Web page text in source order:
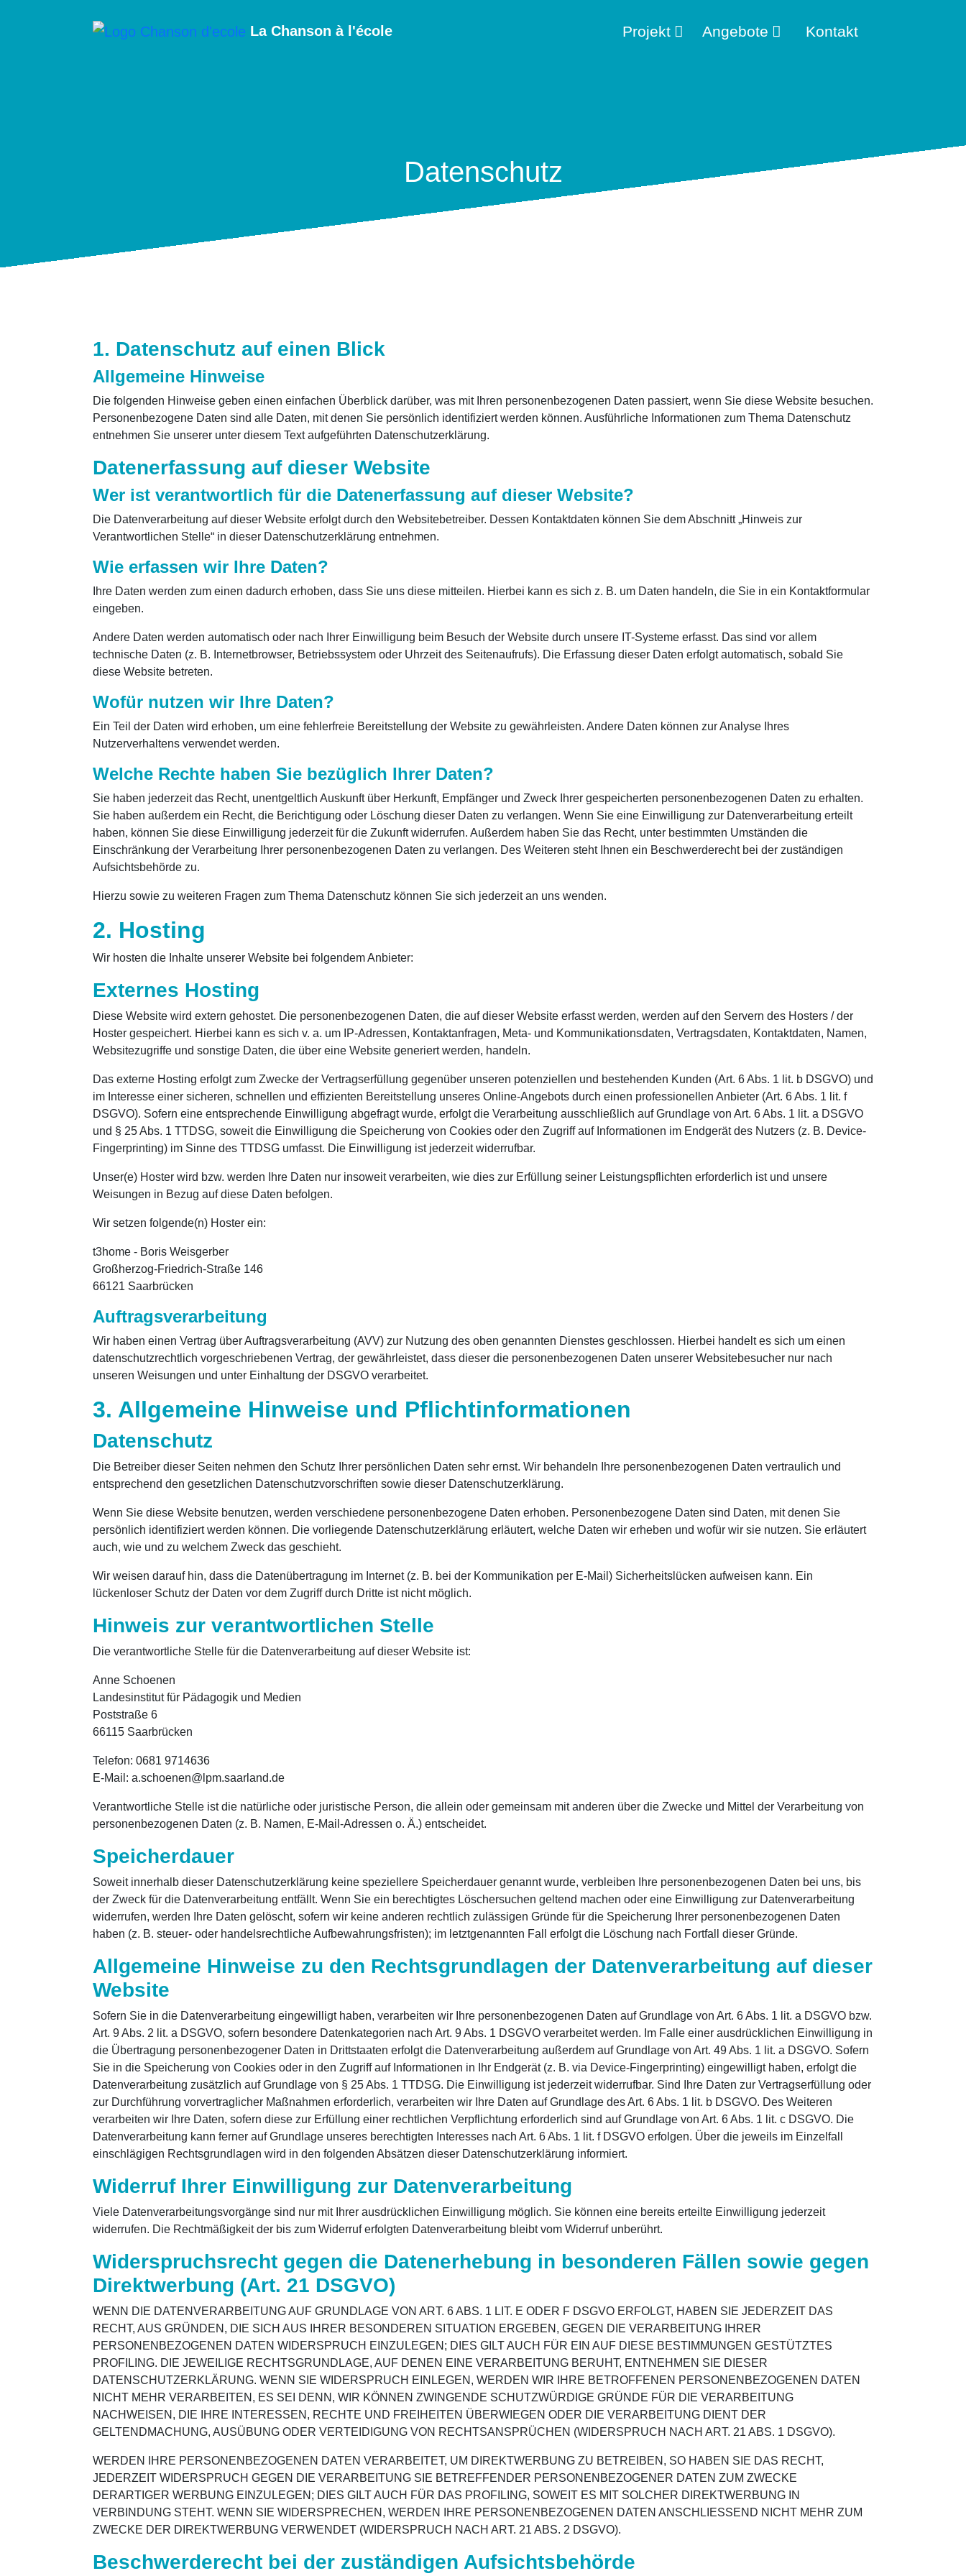
La Chanson à l'école Projekt Angebote Kontakt
Datenschutz
1. Datenschutz auf einen Blick
Allgemeine Hinweise
Die folgenden Hinweise geben einen einfachen Überblick darüber, was mit Ihren personenbezogenen Daten passiert, wenn Sie diese Website besuchen.
Personenbezogene Daten sind alle Daten, mit denen Sie persönlich identifiziert werden können. Ausführliche Informationen zum Thema Datenschutz
entnehmen Sie unserer unter diesem Text aufgeführten Datenschutzerklärung.
Datenerfassung auf dieser Website
Wer ist verantwortlich für die Datenerfassung auf dieser Website?
Die Datenverarbeitung auf dieser Website erfolgt durch den Websitebetreiber. Dessen Kontaktdaten können Sie dem Abschnitt „Hinweis zur
Verantwortlichen Stelle“ in dieser Datenschutzerklärung entnehmen.
Wie erfassen wir Ihre Daten?
Ihre Daten werden zum einen dadurch erhoben, dass Sie uns diese mitteilen. Hierbei kann es sich z. B. um Daten handeln, die Sie in ein Kontaktformular
eingeben.
Andere Daten werden automatisch oder nach Ihrer Einwilligung beim Besuch der Website durch unsere IT-Systeme erfasst. Das sind vor allem
technische Daten (z. B. Internetbrowser, Betriebssystem oder Uhrzeit des Seitenaufrufs). Die Erfassung dieser Daten erfolgt automatisch, sobald Sie
diese Website betreten.
Wofür nutzen wir Ihre Daten?
Ein Teil der Daten wird erhoben, um eine fehlerfreie Bereitstellung der Website zu gewährleisten. Andere Daten können zur Analyse Ihres
Nutzerverhaltens verwendet werden.
Welche Rechte haben Sie bezüglich Ihrer Daten?
Sie haben jederzeit das Recht, unentgeltlich Auskunft über Herkunft, Empfänger und Zweck Ihrer gespeicherten personenbezogenen Daten zu erhalten.
Sie haben außerdem ein Recht, die Berichtigung oder Löschung dieser Daten zu verlangen. Wenn Sie eine Einwilligung zur Datenverarbeitung erteilt
haben, können Sie diese Einwilligung jederzeit für die Zukunft widerrufen. Außerdem haben Sie das Recht, unter bestimmten Umständen die
Einschränkung der Verarbeitung Ihrer personenbezogenen Daten zu verlangen. Des Weiteren steht Ihnen ein Beschwerderecht bei der zuständigen
Aufsichtsbehörde zu.
Hierzu sowie zu weiteren Fragen zum Thema Datenschutz können Sie sich jederzeit an uns wenden.
2. Hosting
Wir hosten die Inhalte unserer Website bei folgendem Anbieter:
Externes Hosting
Diese Website wird extern gehostet. Die personenbezogenen Daten, die auf dieser Website erfasst werden, werden auf den Servern des Hosters / der
Hoster gespeichert. Hierbei kann es sich v. a. um IP-Adressen, Kontaktanfragen, Meta- und Kommunikationsdaten, Vertragsdaten, Kontaktdaten, Namen,
Websitezugriffe und sonstige Daten, die über eine Website generiert werden, handeln.
Das externe Hosting erfolgt zum Zwecke der Vertragserfüllung gegenüber unseren potenziellen und bestehenden Kunden (Art. 6 Abs. 1 lit. b DSGVO) und
im Interesse einer sicheren, schnellen und effizienten Bereitstellung unseres Online-Angebots durch einen professionellen Anbieter (Art. 6 Abs. 1 lit. f
DSGVO). Sofern eine entsprechende Einwilligung abgefragt wurde, erfolgt die Verarbeitung ausschließlich auf Grundlage von Art. 6 Abs. 1 lit. a DSGVO
und § 25 Abs. 1 TTDSG, soweit die Einwilligung die Speicherung von Cookies oder den Zugriff auf Informationen im Endgerät des Nutzers (z. B. Device-
Fingerprinting) im Sinne des TTDSG umfasst. Die Einwilligung ist jederzeit widerrufbar.
Unser(e) Hoster wird bzw. werden Ihre Daten nur insoweit verarbeiten, wie dies zur Erfüllung seiner Leistungspflichten erforderlich ist und unsere
Weisungen in Bezug auf diese Daten befolgen.
Wir setzen folgende(n) Hoster ein:
t3home - Boris Weisgerber
Großherzog-Friedrich-Straße 146
66121 Saarbrücken
Auftragsverarbeitung
Wir haben einen Vertrag über Auftragsverarbeitung (AVV) zur Nutzung des oben genannten Dienstes geschlossen. Hierbei handelt es sich um einen
datenschutzrechtlich vorgeschriebenen Vertrag, der gewährleistet, dass dieser die personenbezogenen Daten unserer Websitebesucher nur nach
unseren Weisungen und unter Einhaltung der DSGVO verarbeitet.
3. Allgemeine Hinweise und Pflicht­informationen
Datenschutz
Die Betreiber dieser Seiten nehmen den Schutz Ihrer persönlichen Daten sehr ernst. Wir behandeln Ihre personenbezogenen Daten vertraulich und
entsprechend den gesetzlichen Datenschutzvorschriften sowie dieser Datenschutzerklärung.
Wenn Sie diese Website benutzen, werden verschiedene personenbezogene Daten erhoben. Personenbezogene Daten sind Daten, mit denen Sie
persönlich identifiziert werden können. Die vorliegende Datenschutzerklärung erläutert, welche Daten wir erheben und wofür wir sie nutzen. Sie erläutert
auch, wie und zu welchem Zweck das geschieht.
Wir weisen darauf hin, dass die Datenübertragung im Internet (z. B. bei der Kommunikation per E-Mail) Sicherheitslücken aufweisen kann. Ein
lückenloser Schutz der Daten vor dem Zugriff durch Dritte ist nicht möglich.
Hinweis zur verantwortlichen Stelle
Die verantwortliche Stelle für die Datenverarbeitung auf dieser Website ist:
Anne Schoenen
Landesinstitut für Pädagogik und Medien
Poststraße 6
66115 Saarbrücken
Telefon: 0681 9714636
E-Mail: a.schoenen@lpm.saarland.de
Verantwortliche Stelle ist die natürliche oder juristische Person, die allein oder gemeinsam mit anderen über die Zwecke und Mittel der Verarbeitung von
personenbezogenen Daten (z. B. Namen, E-Mail-Adressen o. Ä.) entscheidet.
Speicherdauer
Soweit innerhalb dieser Datenschutzerklärung keine speziellere Speicherdauer genannt wurde, verbleiben Ihre personenbezogenen Daten bei uns, bis
der Zweck für die Datenverarbeitung entfällt. Wenn Sie ein berechtigtes Löschersuchen geltend machen oder eine Einwilligung zur Datenverarbeitung
widerrufen, werden Ihre Daten gelöscht, sofern wir keine anderen rechtlich zulässigen Gründe für die Speicherung Ihrer personenbezogenen Daten
haben (z. B. steuer- oder handelsrechtliche Aufbewahrungsfristen); im letztgenannten Fall erfolgt die Löschung nach Fortfall dieser Gründe.
Allgemeine Hinweise zu den Rechtsgrundlagen der Datenverarbeitung auf dieser
Website
Sofern Sie in die Datenverarbeitung eingewilligt haben, verarbeiten wir Ihre personenbezogenen Daten auf Grundlage von Art. 6 Abs. 1 lit. a DSGVO bzw.
Art. 9 Abs. 2 lit. a DSGVO, sofern besondere Datenkategorien nach Art. 9 Abs. 1 DSGVO verarbeitet werden. Im Falle einer ausdrücklichen Einwilligung in
die Übertragung personenbezogener Daten in Drittstaaten erfolgt die Datenverarbeitung außerdem auf Grundlage von Art. 49 Abs. 1 lit. a DSGVO. Sofern
Sie in die Speicherung von Cookies oder in den Zugriff auf Informationen in Ihr Endgerät (z. B. via Device-Fingerprinting) eingewilligt haben, erfolgt die
Datenverarbeitung zusätzlich auf Grundlage von § 25 Abs. 1 TTDSG. Die Einwilligung ist jederzeit widerrufbar. Sind Ihre Daten zur Vertragserfüllung oder
zur Durchführung vorvertraglicher Maßnahmen erforderlich, verarbeiten wir Ihre Daten auf Grundlage des Art. 6 Abs. 1 lit. b DSGVO. Des Weiteren
verarbeiten wir Ihre Daten, sofern diese zur Erfüllung einer rechtlichen Verpflichtung erforderlich sind auf Grundlage von Art. 6 Abs. 1 lit. c DSGVO. Die
Datenverarbeitung kann ferner auf Grundlage unseres berechtigten Interesses nach Art. 6 Abs. 1 lit. f DSGVO erfolgen. Über die jeweils im Einzelfall
einschlägigen Rechtsgrundlagen wird in den folgenden Absätzen dieser Datenschutzerklärung informiert.
Widerruf Ihrer Einwilligung zur Datenverarbeitung
Viele Datenverarbeitungsvorgänge sind nur mit Ihrer ausdrücklichen Einwilligung möglich. Sie können eine bereits erteilte Einwilligung jederzeit
widerrufen. Die Rechtmäßigkeit der bis zum Widerruf erfolgten Datenverarbeitung bleibt vom Widerruf unberührt.
Widerspruchsrecht gegen die Datenerhebung in besonderen Fällen sowie gegen
Direktwerbung (Art. 21 DSGVO)
WENN DIE DATENVERARBEITUNG AUF GRUNDLAGE VON ART. 6 ABS. 1 LIT. E ODER F DSGVO ERFOLGT, HABEN SIE JEDERZEIT DAS
RECHT, AUS GRÜNDEN, DIE SICH AUS IHRER BESONDEREN SITUATION ERGEBEN, GEGEN DIE VERARBEITUNG IHRER
PERSONENBEZOGENEN DATEN WIDERSPRUCH EINZULEGEN; DIES GILT AUCH FÜR EIN AUF DIESE BESTIMMUNGEN GESTÜTZTES
PROFILING. DIE JEWEILIGE RECHTSGRUNDLAGE, AUF DENEN EINE VERARBEITUNG BERUHT, ENTNEHMEN SIE DIESER
DATENSCHUTZERKLÄRUNG. WENN SIE WIDERSPRUCH EINLEGEN, WERDEN WIR IHRE BETROFFENEN PERSONENBEZOGENEN DATEN
NICHT MEHR VERARBEITEN, ES SEI DENN, WIR KÖNNEN ZWINGENDE SCHUTZWÜRDIGE GRÜNDE FÜR DIE VERARBEITUNG
NACHWEISEN, DIE IHRE INTERESSEN, RECHTE UND FREIHEITEN ÜBERWIEGEN ODER DIE VERARBEITUNG DIENT DER
GELTENDMACHUNG, AUSÜBUNG ODER VERTEIDIGUNG VON RECHTSANSPRÜCHEN (WIDERSPRUCH NACH ART. 21 ABS. 1 DSGVO).
WERDEN IHRE PERSONENBEZOGENEN DATEN VERARBEITET, UM DIREKTWERBUNG ZU BETREIBEN, SO HABEN SIE DAS RECHT,
JEDERZEIT WIDERSPRUCH GEGEN DIE VERARBEITUNG SIE BETREFFENDER PERSONENBEZOGENER DATEN ZUM ZWECKE
DERARTIGER WERBUNG EINZULEGEN; DIES GILT AUCH FÜR DAS PROFILING, SOWEIT ES MIT SOLCHER DIREKTWERBUNG IN
VERBINDUNG STEHT. WENN SIE WIDERSPRECHEN, WERDEN IHRE PERSONENBEZOGENEN DATEN ANSCHLIESSEND NICHT MEHR ZUM
ZWECKE DER DIREKTWERBUNG VERWENDET (WIDERSPRUCH NACH ART. 21 ABS. 2 DSGVO).
Beschwerde­recht bei der zuständigen Aufsichts­behörde